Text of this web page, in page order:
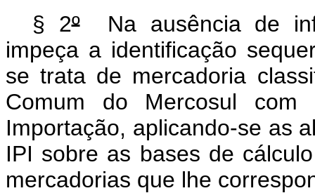
§ 2ºNa ausência de
impeça a identificação
se trata de mercadoria
Comum do Mercosul
Importação, aplicando-se as
IPI sobre as bases de
mercadorias que lhe